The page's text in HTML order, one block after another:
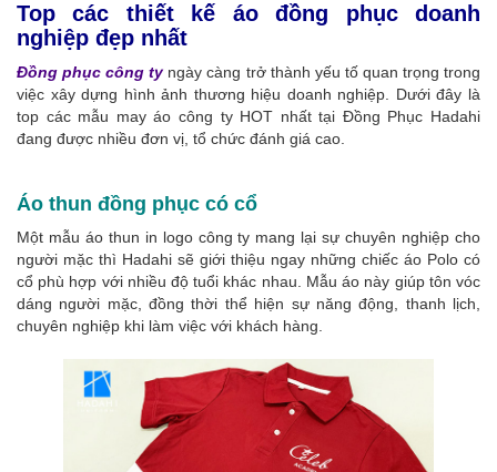
Top các thiết kế áo đồng phục doanh
nghiệp đẹp nhất
Đồng phục công tyngày càng trở thành yếu tố quan trọng trong
việc xây dựng hình ảnh thương hiệu doanh nghiệp. Dưới đây là
top các mẫu may áo công ty HOT nhất tại Đồng Phục Hadahi
đang được nhiều đơn vị, tổ chức đánh giá cao.
Áo thun đồng phục có cổ
Một mẫu áo thun in logo công ty mang lại sự chuyên nghiệp cho
người mặc thì Hadahi sẽ giới thiệu ngay những chiếc áo Polo có
cổ phù hợp với nhiều độ tuổi khác nhau. Mẫu áo này giúp tôn vóc
dáng người mặc, đồng thời thể hiện sự năng động, thanh lịch,
chuyên nghiệp khi làm việc với khách hàng.